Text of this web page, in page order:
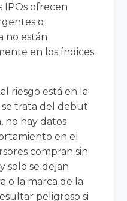
IPOs ofrecen
o
no están
en los índices
riesgo está en la
se trata del debut
no hay datos
en el
compran sin
solo se dejan
o la marca de la
peligroso si